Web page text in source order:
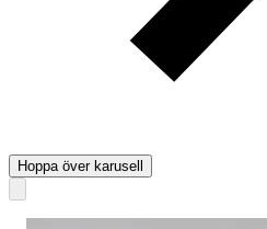
Hoppa över karusell